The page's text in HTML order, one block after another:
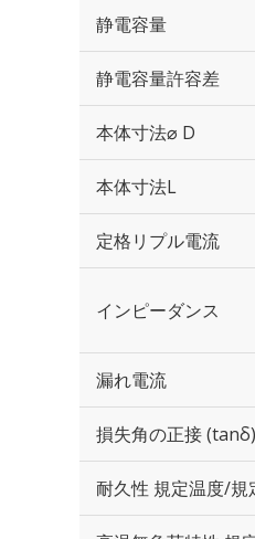
静電容量
静電容量許容差
本体寸法⌀ D
本体寸法L
定格リプル電流
インピーダンス
漏れ電流
損失角の正接 (tanδ)
耐久性 規定温度/